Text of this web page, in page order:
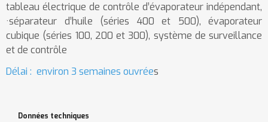
tableau électrique de contrôle d’évaporateur indépendant,
·séparateur d’huile (séries 400 et 500), évaporateur
cubique (séries 100, 200 et 300), système de surveillance
et de contrôle
Délai : environ 3 semaines ouvrées
Données techniques